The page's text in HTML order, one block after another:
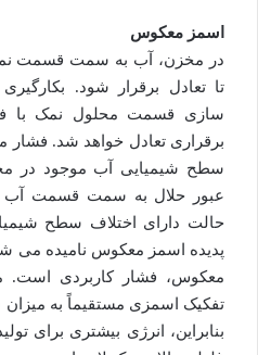
اسمز معکوس
در مخزن، آب به سمت قسمت
تا تعادل برقرار شود.
سازی قسمت محلول نمک با
برقراری تعادل خواهد شد.
سطح شیمیایی آب موجود در
عبور حلال به سمت قسمت آب
حالت دارای اختلاف سطح
پدیده اسمز معکوس نامیده می
معکوس، فشار کاربردی است.
تفکیک اسمزی مستقیماً به
بنابراین، انرژی بیشتری برای